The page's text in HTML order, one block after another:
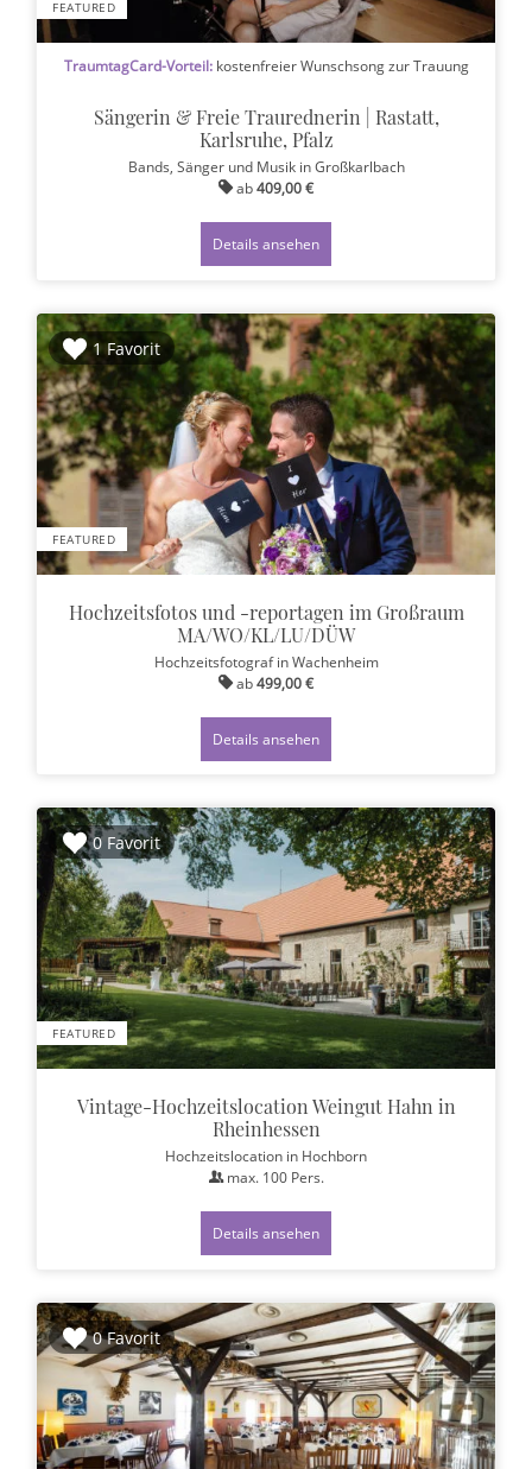
FEATURED
TraumtagCard-Vorteil:kostenfreier Wunschsong zur Trauung
Sängerin & Freie Traurednerin | Rastatt,
Karlsruhe, Pfalz
Bands, Sänger und Musik in Großkarlbach
ab409,00 €
Details ansehen
1 Favorit
FEATURED
Hochzeitsfotos und -reportagen im Großraum
MA/WO/KL/LU/DÜW
Hochzeitsfotografin Wachenheim
ab499,00 €
Details ansehen
0 Favorit
FEATURED
Vintage-Hochzeitslocation Weingut Hahn in
Rheinhessen
Hochzeitslocation in Hochborn
max. 100Pers.
Details ansehen
0 Favorit